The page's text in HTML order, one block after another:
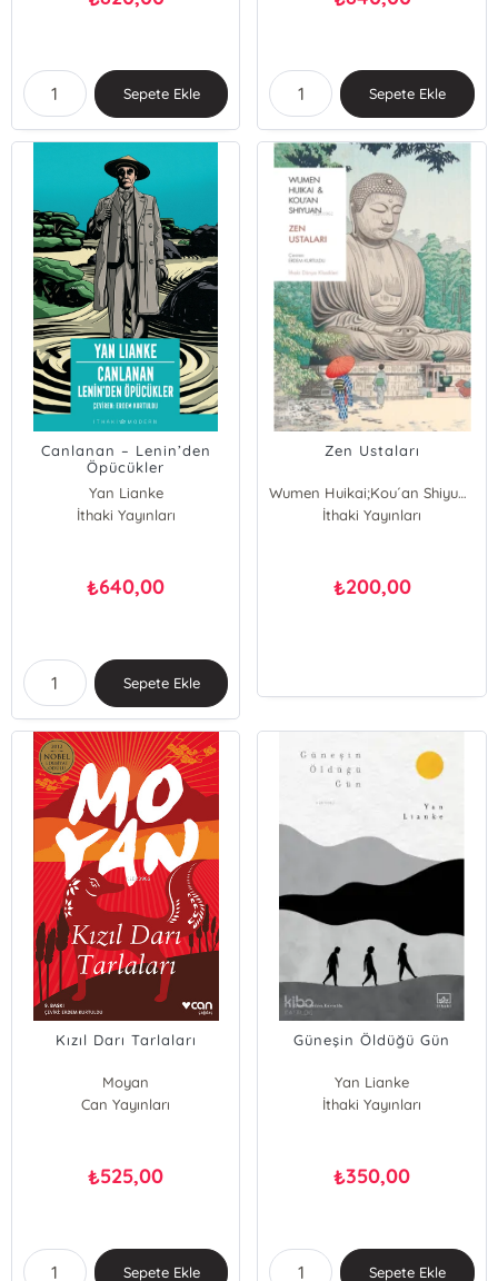
Sepete Ekle Sepete Ekle
Canlanan – Lenin’den
Öpücükler
Yan Lianke
İthaki Yayınları
₺640,00
Sepete Ekle
Zen Ustaları
Wumen Huikai;Kou´an Shiyuan
İthaki Yayınları
₺200,00
Kızıl Darı Tarlaları
Moyan
Can Yayınları
₺525,00
Sepete Ekle
Güneşin Öldüğü Gün
Yan Lianke
İthaki Yayınları
₺350,00
Sepete Ekle